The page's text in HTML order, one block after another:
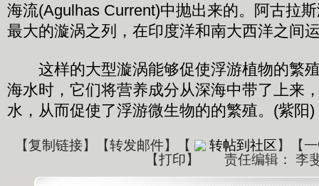
海流(Agulhas Current)中抛出来的。阿古拉
最大的漩涡之列，在印度洋和南大西洋之间
这样的大型漩涡能够促使浮游植物的繁
海水时，它们将营养成分从深海中带了上来
水，从而促使了浮游微生物的的繁殖。(紫阳)
【复制链接】【转发邮件】 【 转帖到社区】【
【打印】 责任编辑： 李